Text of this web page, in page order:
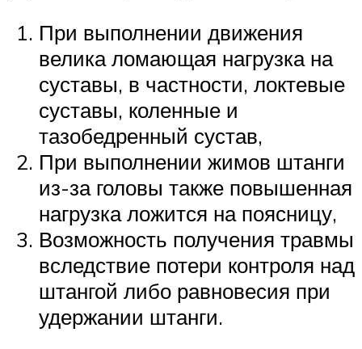
При выполнении движения
велика ломающая нагрузка на
суставы, в частности, локтевые
суставы, коленные и
тазобедренный сустав,
При выполнении жимов штанги
из-за головы также повышенная
нагрузка ложится на поясницу,
Возможность получения травмы
вследствие потери контроля над
штангой либо равновесия при
удержании штанги.